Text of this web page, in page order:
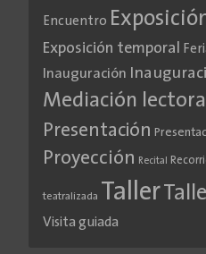
Encuentro
Exposición temporal
Inauguración
Mediación lectora
Presentación
Proyección Recital
teatralizada Taller
Visita guiada